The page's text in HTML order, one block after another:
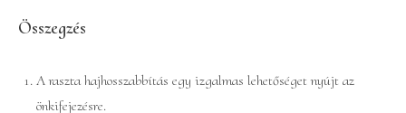
Összegzés
A raszta hajhosszabbítás egy izgalmas lehetőséget nyújt az
önkifejezésre.